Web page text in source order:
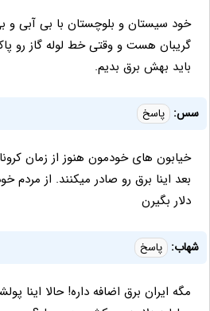
خود سیستان و بلوچستان با بی آبی و
گریبان هست و وقتی خط لوله گاز رو
باید بهش برق بدیم.
سس: پاسخ
خیابون های خودمون هنوز از زمان
بعد اینا برق رو صادر میکنند. از مردم
دلار بگیرن
شهاب: پاسخ